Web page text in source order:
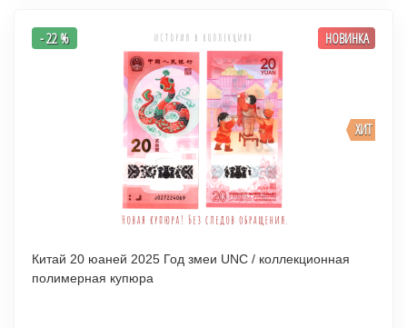
ХИТ
- 22 % НОВИНКА
Китай 20 юаней 2025 Год змеи UNC / коллекционная
полимерная купюра